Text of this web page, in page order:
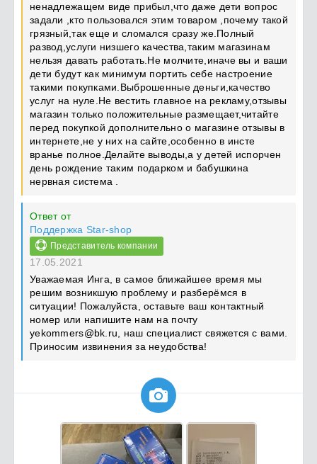
ненадлежащем виде прибыл,что даже дети вопрос
задали ,кто пользовался этим товаром ,почему такой
грязный,так еще и сломался сразу же.Полный
развод,услуги низшего качества,таким магазинам
нельзя давать работать.Не молчите,иначе вы и ваши
дети будут как минимум портить себе настроение
такими покупками.Выброшенные деньги,качество
услуг на нуле.Не вестить главное на рекламу,отзывы
магазин только положительные размещает,читайте
перед покупкой дополнительно о магазине отзывы в
интернете,не у них на сайте,особенно в инсте
вранье полное.Делайте выводы,а у детей испорчен
день рождение таким подарком и бабушкина
нервная система .
Ответ от
Поддержка Star-shop
Представитель компании
17.05.2021
Уважаемая Инга, в самое ближайшее время мы
решим возникшую проблему и разберёмся в
ситуации! Пожалуйста, оставьте ваш контактный
номер или напишите нам на почту
yekommers@bk.ru, наш специалист свяжется с вами.
Приносим извинения за неудобства!
